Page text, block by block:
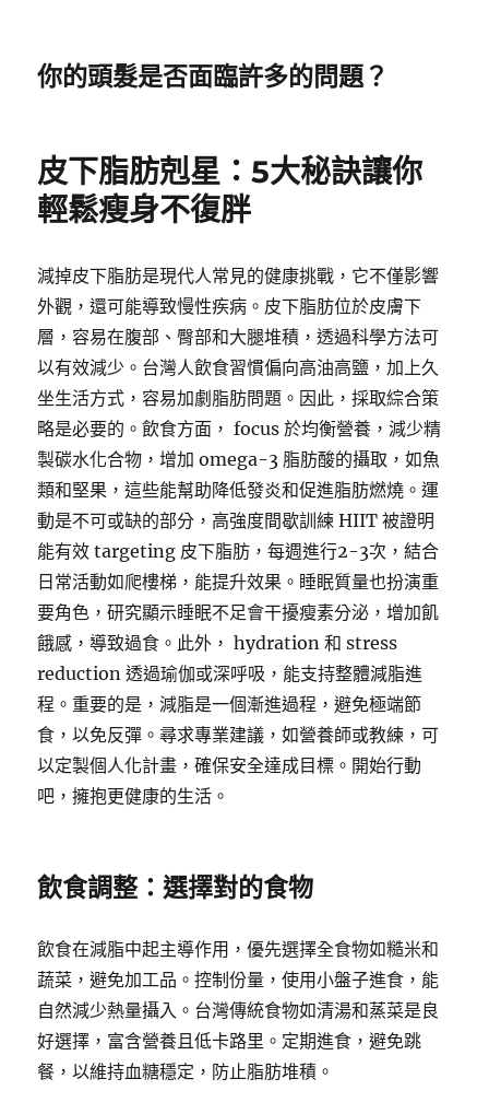
你的頭髮是否面臨許多的問題？
皮下脂肪剋星：5大秘訣讓你
輕鬆瘦身不復胖
減掉皮下脂肪是現代人常見的健康挑戰，它不僅影響
外觀，還可能導致慢性疾病。皮下脂肪位於皮膚下
層，容易在腹部、臀部和大腿堆積，透過科學方法可
以有效減少。台灣人飲食習慣偏向高油高鹽，加上久
坐生活方式，容易加劇脂肪問題。因此，採取綜合策
略是必要的。飲食方面， focus 於均衡營養，減少精
製碳水化合物，增加 omega-3 脂肪酸的攝取，如魚
類和堅果，這些能幫助降低發炎和促進脂肪燃燒。運
動是不可或缺的部分，高強度間歇訓練 HIIT 被證明
能有效 targeting 皮下脂肪，每週進行2-3次，結合
日常活動如爬樓梯，能提升效果。睡眠質量也扮演重
要角色，研究顯示睡眠不足會干擾瘦素分泌，增加飢
餓感，導致過食。此外， hydration 和 stress
reduction 透過瑜伽或深呼吸，能支持整體減脂進
程。重要的是，減脂是一個漸進過程，避免極端節
食，以免反彈。尋求專業建議，如營養師或教練，可
以定製個人化計畫，確保安全達成目標。開始行動
吧，擁抱更健康的生活。
飲食調整：選擇對的食物
飲食在減脂中起主導作用，優先選擇全食物如糙米和
蔬菜，避免加工品。控制份量，使用小盤子進食，能
自然減少熱量攝入。台灣傳統食物如清湯和蒸菜是良
好選擇，富含營養且低卡路里。定期進食，避免跳
餐，以維持血糖穩定，防止脂肪堆積。